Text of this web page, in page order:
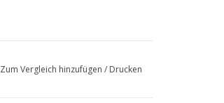
Zum Vergleich hinzufügen / Drucken